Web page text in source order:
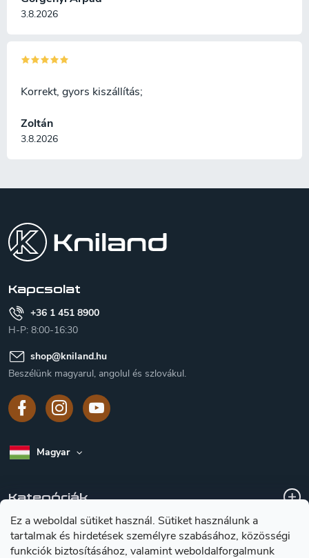
Ez a weboldal sütiket használ. Sütiket használunk a
tartalmak és hirdetések személyre szabásához, közösségi
funkciók biztosításához, valamint weboldalforgalmunk
3.8.2026
Zoltán
3.8.2026
Korrekt, gyors kiszállítás;
Kapcsolat
+36 1 451 8900
H-P: 8:00-16:30
shop@kniland.hu
Beszélünk magyarul, angolul és szlovákul.
Magyar
Kategóriák
A vásárlásról